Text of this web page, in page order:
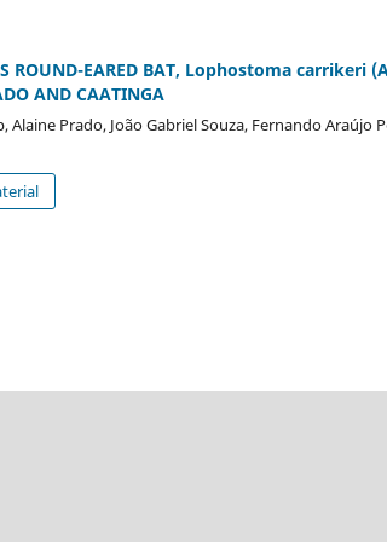
ROUND-EARED BAT, Lophostoma carrikeri
AND CAATINGA
Prado, João Gabriel Souza, Fernando Araújo